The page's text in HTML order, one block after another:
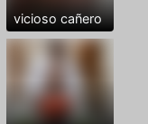
vicioso cañero